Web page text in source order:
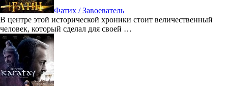
Фатих / Завоеватель
В центре этой исторической хроники стоит величественный
человек, который сделал для своей …